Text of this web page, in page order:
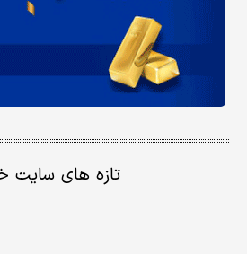
تازه های سایت